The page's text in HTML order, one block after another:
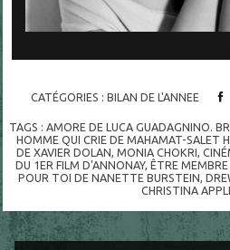
CATÉGORIES : BILAN DE L'ANNEE
TAGS : AMORE DE LUCA GUADAGNINO.
HOMME QUI CRIE DE MAHAMAT-SALET
DE XAVIER DOLAN ,MONIA CHOKRI ,
DU 1ER FILM D'ANNONAY, ÊTRE MEMBRE
POUR TOI DE NANETTE BURSTEIN
CHRISTINA